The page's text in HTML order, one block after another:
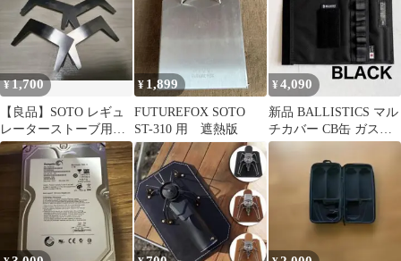
¥1,700
【良品】SOTO レギュ
レーターストーブ用ウ
インドスクリーン ST-
3101
¥ 1,899
FUTUREFOX SOTO
ST-310 用 遮熱版
¥4,090
新品 BALLISTICS マル
チカバー CB缶 ガス缶
カバー ブラック